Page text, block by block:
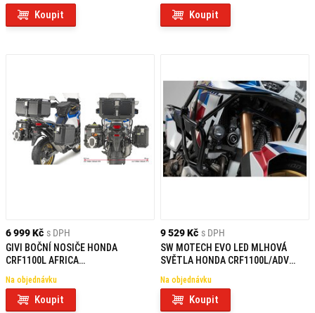
Koupit Koupit
6 999 Kč s DPH
GIVI BOČNÍ NOSIČE HONDA
CRF1100L AFRICA
PLO1178CAM
Na objednávku
Koupit
9 529 Kč s DPH
SW MOTECH EVO LED MLHOVÁ
SVĚTLA HONDA CRF1100L/ADV
Na objednávku
Koupit